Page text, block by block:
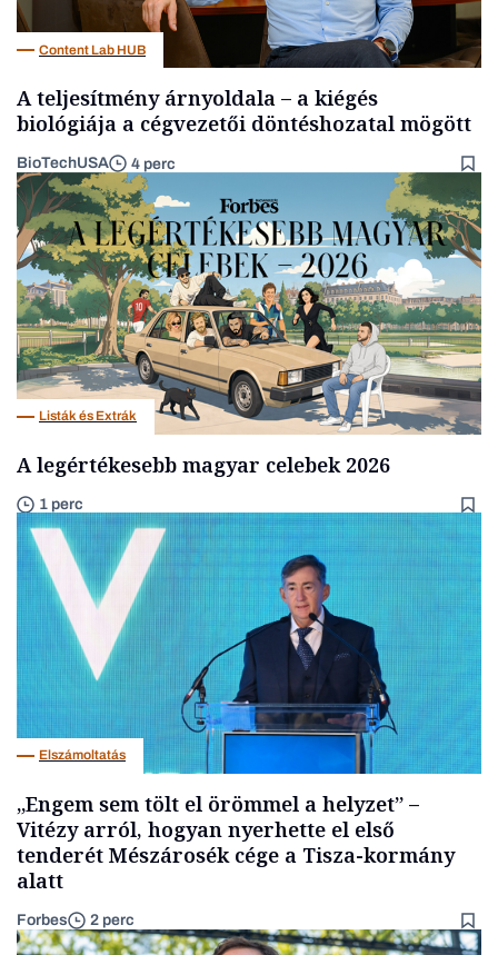
Content Lab HUB
A teljesítmény árnyoldala – a kiégés
biológiája a cégvezetői döntéshozatal mögött
BioTechUSA 4 perc
Listák és Extrák
A legértékesebb magyar celebek 2026
1 perc
Elszámoltatás
„Engem sem tölt el örömmel a helyzet” –
Vitézy arról, hogyan nyerhette el első
tenderét Mészárosék cége a Tisza-kormány
alatt
Forbes 2 perc